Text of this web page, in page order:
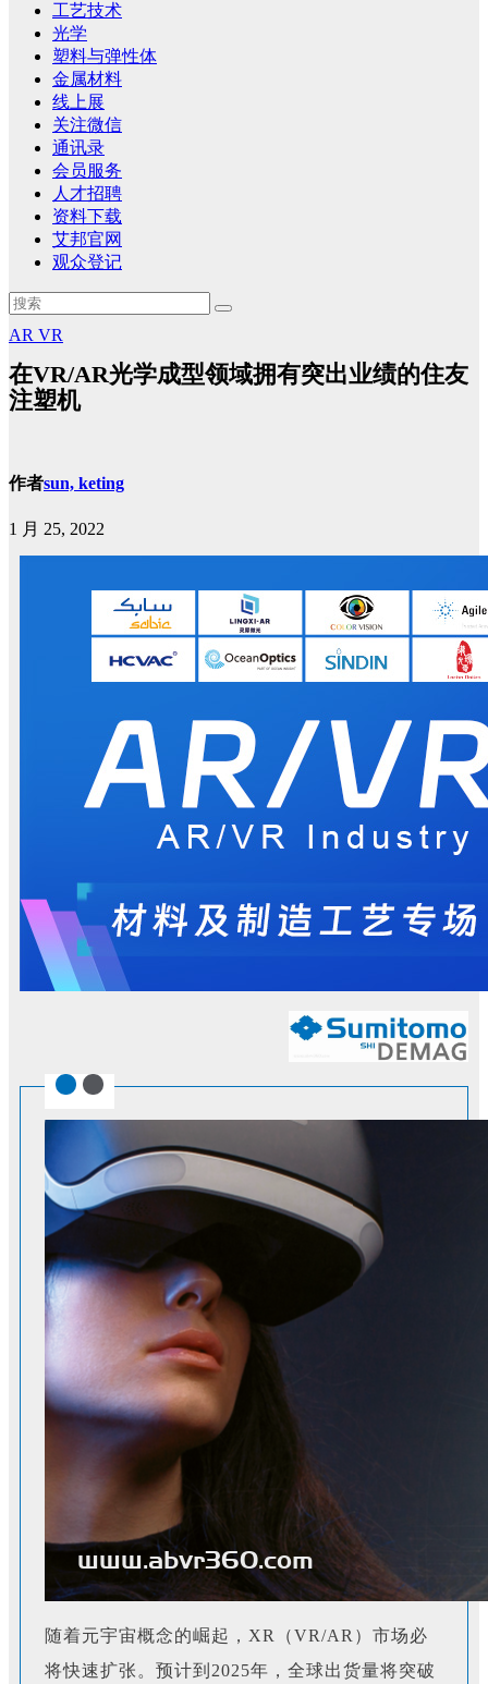
工艺技术
光学
塑料与弹性体
金属材料
线上展
关注微信
通讯录
会员服务
人才招聘
资料下载
艾邦官网
观众登记
AR VR
在VR/AR光学成型领域拥有突出业绩的住友
注塑机
作者sun, keting
1 月 25, 2022
随着元宇宙概念的崛起，XR（VR/AR）市场必
将快速扩张。预计到2025年，全球出货量将突破